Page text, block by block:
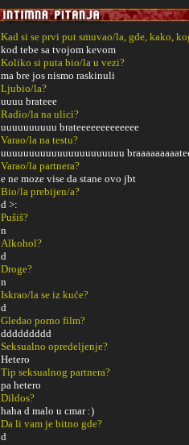
Kad si se prvi put smuvao/la, gde, kako,
kod tebe sa tvojom kevom
Koliko si puta bio/la u vezi?
ma bre jos nismo raskinuli
Ljubio/la?
uuuu brateee
Radio/la na ulici?
uuuuuuuuuu brateeeeeeeeeeeee
Varao/la na testu?
uuuuuuuuuuuuuuuuuuuuuu
Varao/la partnera?
e ne moze vise da stane ovo jbt
Bio/la prebijen/a?
d >:
Pušiš?
n
Alkohol?
d
Droge?
n
Iskrao/la se iz kuće?
d
Gledao porno film?
ddddddddd
Seksualno opredeljenje?
Hetero
Tip seksualnog partnera?
pa hetero
Dildos?
haha d malo u cmar :)
Da li vam je bitno gde?
d